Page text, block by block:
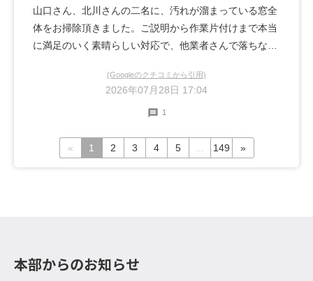
山口さん、北川さんの二名に、汚れが溜まっている窓全
体をお掃除頂きました。ご説明から作業片付けまで本当
に満足のいく素晴らしい対応で、他業者さんで落ちなか
も一緒に綺麗にして頂きました。完璧な仕上がりでし
た。またお二人に是非お願いしたいと思います。ありが
(Googleのクチコミから引用)
2026年07月28日 17:04
1
« 1 2 3 4 5 149 »
本部からのお知らせ